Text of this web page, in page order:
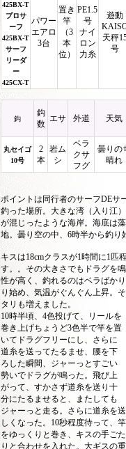
425BX-T
プロサ
ーフ
425BX-T
サーフ
リーダ
ー
425CX-T
パワー
エアロ
3台
置き
竿
（3
本
位）
PE1.5
号
ナイ
ロン
力糸
遊動
天秤
号
鈎
鈎
数
エサ 外道 天気
丸セイゴ
10号
2
本
岩ム
シ
ベラ
クサ
フグ
曇りの
晴れ
ポイントは同行者のサーフDEサ
釣った場所。大きな湾（入り江
が混じったような海岸。海底は
地。曇り空の中、6時半から釣り
キスは18cmクラスが1時間に1匹
す。。その大きさでもドラグを
性が高く、釣れるのはベラばか
り始め、気温がぐんぐん上昇。
タリも増えました。
10時半頃、4色投げて、リールを
巻き上げちょうど3色半で竿を置
いてドラグフリーにし、さらに
道糸を送ってたるませ、腰を下
ろした瞬間、ジャーっとすごい
勢いでドラグが鳴った。飛び上
がって、すかさず道糸を送り十
分にたるませると、またしても
ジャーっと走る。さらに道糸を
しくなった。10秒程度待って、
をゆっくりと巻き、キスの手ご
りと合わせを入れた。大ギスの